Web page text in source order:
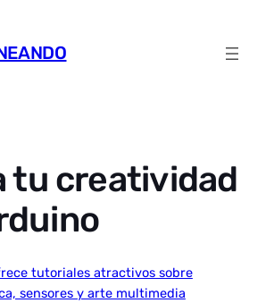
tu creatividad
tutoriales atractivos sobre
sensores y arte multimedia